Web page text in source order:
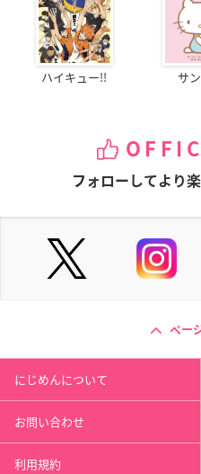
ハイキュー!! サ
フォローしてより
ペー
にじめんについて
お問い合わせ
利用規約